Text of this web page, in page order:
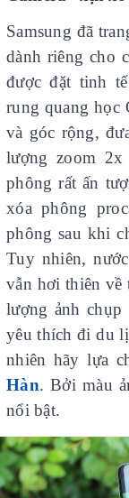
Samsung đã
dành riêng cho
được đặt tinh
rung quang học
và góc rộng,
lượng zoom
phông rất ấn
xóa phông
phông sau khi
Tuy nhiên,
vẫn hơi thiên về
lượng ảnh
yêu thích đi du
nhiên hãy lựa
Hàn. Bởi màu
nổi bật.